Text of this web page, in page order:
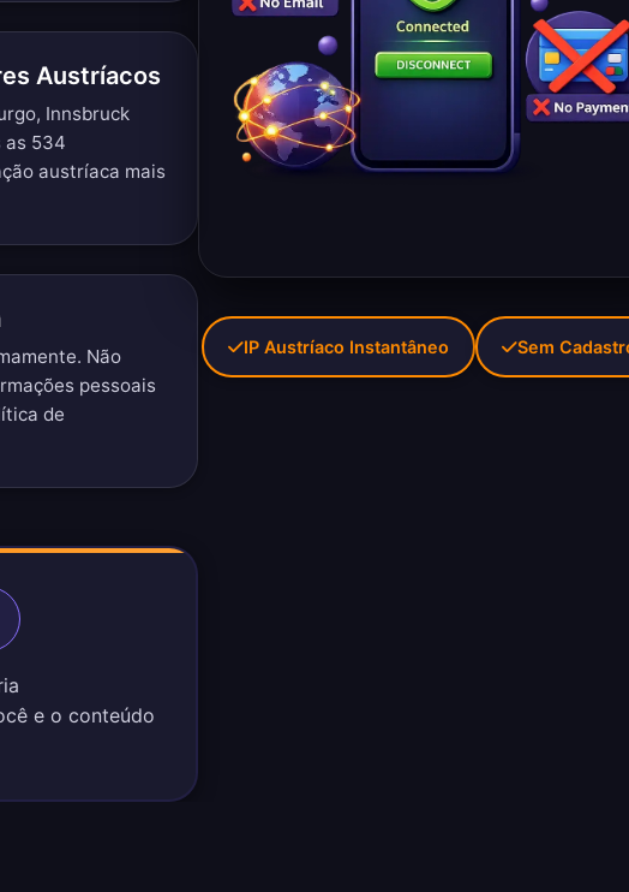
Austríacos
Innsbruck
as 534
austríaca mais
Não
pessoais
de
e o conteúdo
IP Austríaco Instantâneo Sem